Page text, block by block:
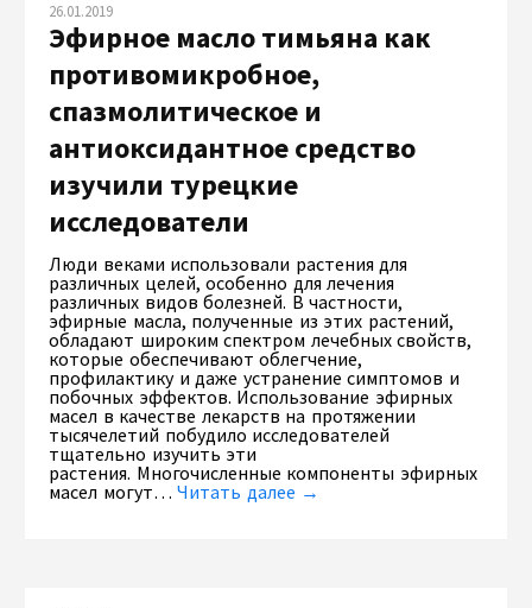
26.01.2019
Эфирное масло тимьяна как
противомикробное,
спазмолитическое и
антиоксидантное средство
изучили турецкие
исследователи
Люди веками использовали растения для
различных целей, особенно для лечения
различных видов болезней. В частности,
эфирные масла, полученные из этих растений,
обладают широким спектром лечебных свойств,
которые обеспечивают облегчение,
профилактику и даже устранение симптомов и
побочных эффектов. Использование эфирных
масел в качестве лекарств на протяжении
тысячелетий побудило исследователей
тщательно изучить эти
растения. Многочисленные компоненты эфирных
масел могут…Читать далее →